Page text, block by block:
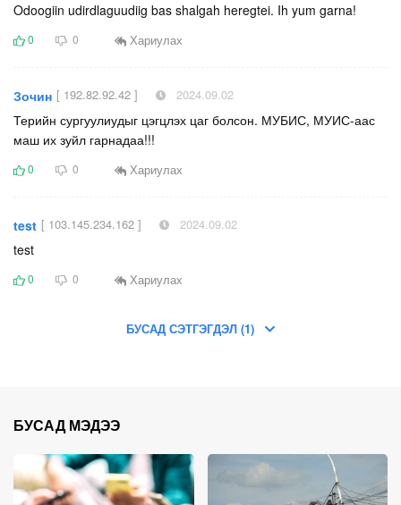
Odoogiin udirdlaguudiig bas shalgah heregtei. Ih yum garna!
0 0 Хариулах
Зочин [ 192.82.92.42 ] 2024.09.02
Терийн сургуулиудыг цэгцлэх цаг болсон. МУБИС, МУИС-аас
маш их зуйл гарнадаа!!!
0 0 Хариулах
test [ 103.145.234.162 ] 2024.09.02
test
0 0 Хариулах
БУСАД СЭТГЭГДЭЛ (1)
БУСАД МЭДЭЭ